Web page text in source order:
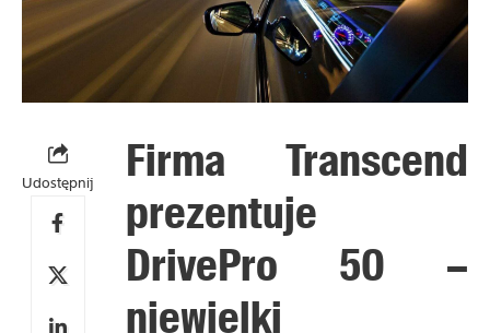
Udostępnij
Firma Transcend
prezentuje
DrivePro 50 –
niewielki